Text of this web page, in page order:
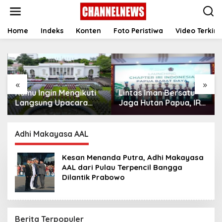
t
Home Indeks Konten Foto Peristiwa Video Terkini
« »
Kamu Ingin Mengikuti
Langsung Upacara
HUT Ke-81
Istana? Ini Link
Pendaftaran Resminya
di Sini
Lintas Iman Bersatu
Jaga Hutan Papua, IRI
Indonesia Resmikan
Adhi Makayasa AAL
Kesan Menanda Putra, Adhi Makayasa
AAL dari Pulau Terpencil Bangga
Dilantik Prabowo
Berita Terpopuler